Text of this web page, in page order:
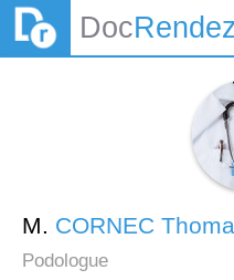
Doc
M. CORNEC
Podologue